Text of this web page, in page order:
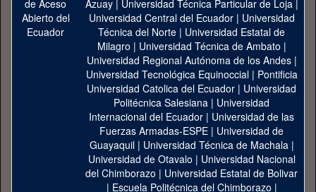
Azuay| Universidad Técnica Particular de Loja|
Universidad Central del Ecuador| Universidad
Técnica del Norte | Universidad Estatal de
Milagro | Universidad Técnica de Ambato |
Universidad Regional Autónoma de los Andes|
Universidad Tecnológica Equinoccial| Pontificia
Universidad Catolica del Ecuador | Universidad
Politécnica Salesiana | Universidad
Internacional del Ecuador | Universidad de las
Fuerzas Armadas-ESPE | Universidad de
Guayaquil| Universidad Técnica de Machala|
Universidad de Otavalo | Universidad Nacional
del Chimborazo | Universidad Estatal de Bolivar
| Escuela Politécnica del Chimborazo |